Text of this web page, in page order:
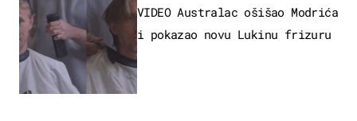
VIDEO Australac ošišao Modrića
i pokazao novu Lukinu frizuru